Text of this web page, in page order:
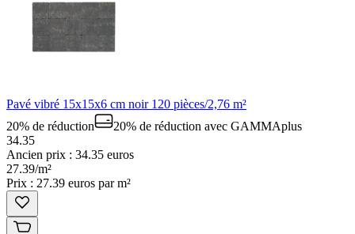
Pavé vibré 15x15x6 cm noir 120 pièces/2,76 m²
20% de réduction
20% de réduction avec GAMMAplus
34.35
Ancien prix : 34.35 euros
27.39/m²
Prix : 27.39 euros par m²